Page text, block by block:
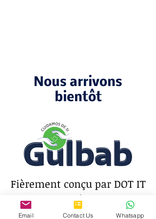
Nous arrivons
bientôt
Fièrement conçu par DOT IT
Services
Email Contact Us Whatsapp